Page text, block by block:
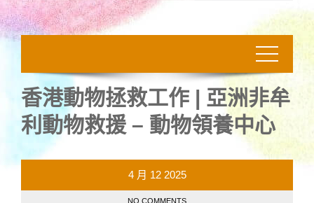
香港動物拯救工作 | 亞洲非牟
利動物救援 – 動物領養中心
4 月 12 2025
NO COMMENTS